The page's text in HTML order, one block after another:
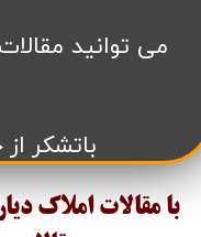
می توانید
باتشکر
با مقالات املاک